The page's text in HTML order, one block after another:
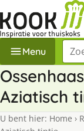
Menu
Aziatisch
U bent hier: Home ›